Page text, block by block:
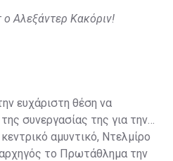
ο Αλεξάντερ Κακόριν!
ευχάριστη θέση να
συνεργασίας της για την
αμυντικό, Ντελμίρο
το Πρωτάθλημα την